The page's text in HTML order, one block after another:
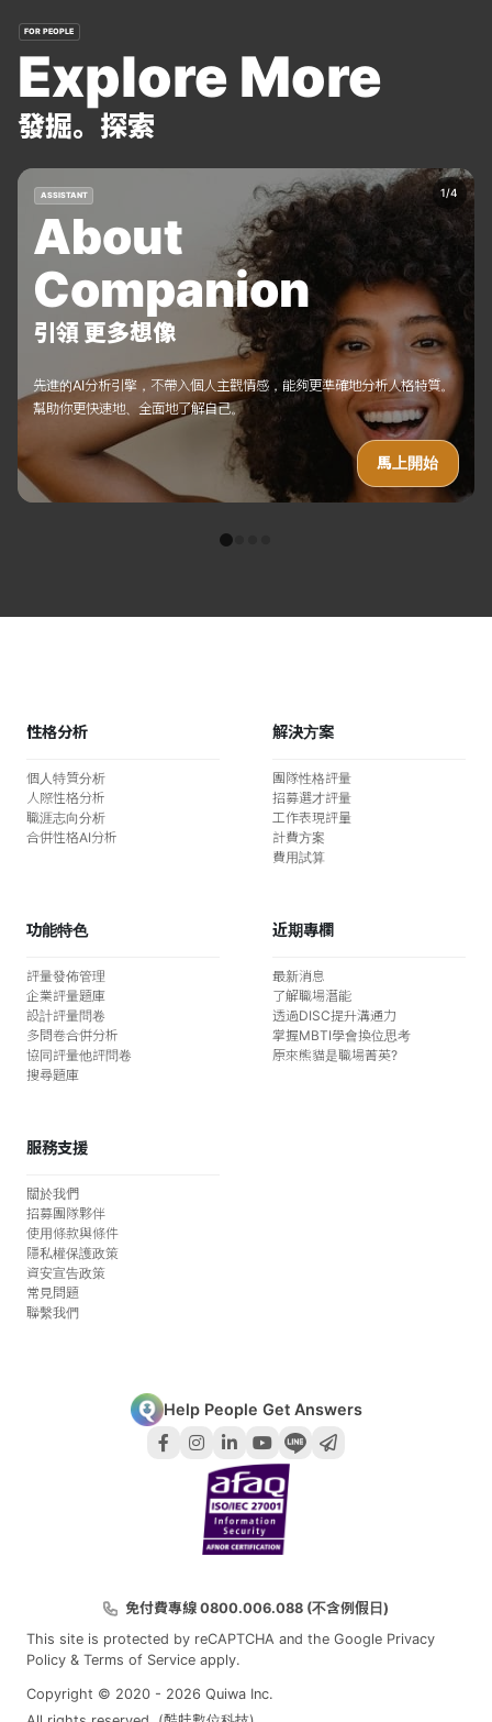
FOR PEOPLE
Explore More
發掘。探索
ASSISTANT
About
Companion
引領 更多想像
先進的AI分析引擎，不帶入個人主觀情感，能夠更準確地分析人格特質。
幫助你更快速地、全面地了解自己。
馬上開始
性格分析
個人特質分析
人際性格分析
職涯志向分析
合併性格AI分析
解決方案
團隊性格評量
招募選才評量
工作表現評量
計費方案
費用試算
功能特色
評量發佈管理
企業評量題庫
設計評量問卷
多問卷合併分析
協同評量他評問卷
搜尋題庫
近期專欄
最新消息
了解職場潛能
透過DISC提升溝通力
掌握MBTI學會換位思考
原來熊貓是職場菁英?
服務支援
關於我們
招募團隊夥伴
使用條款與條件
隱私權保護政策
資安宣告政策
常見問題
聯繫我們
Help People Get Answers
免付費專線 0800.006.088 (不含例假日)
This site is protected by reCAPTCHA and the Google Privacy
Policy & Terms of Service apply.
Copyright © 2020 - 2026 Quiwa Inc.